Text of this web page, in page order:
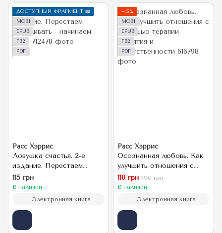
ДОСТУПНЫЙ ФРАГМЕНТ 📖
MOBI
EPUB
FB2
PDF
Расс Хэррис
Ловушка счастья. 2-е
издание. Перестаем
переживать - начинаем
жить
115 грн
В наличии
Электронная книга
−42%
MOBI
EPUB
FB2
PDF
Расс Хэррис
Осознанная любовь. Как
улучшить отношения с
помощью терапии
принятия и
ответственности
110 грн 190 грн
В наличии
Электронная книга